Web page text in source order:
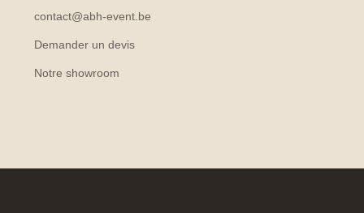
contact@abh-event.be
Demander un devis
Notre showroom